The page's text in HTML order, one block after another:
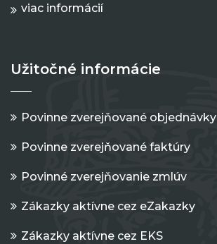
viac informácií
Užitočné informácie
Povinne zverejňované objednávky
Povinne zverejňované faktúry
Povinné zverejňovanie zmlúv
Zákazky aktívne cez eZakazky
Zákazky aktívne cez EKS